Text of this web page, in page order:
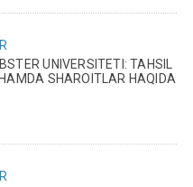
UNIVERSITETI: TAHSIL
SHAROITLAR HAQIDA